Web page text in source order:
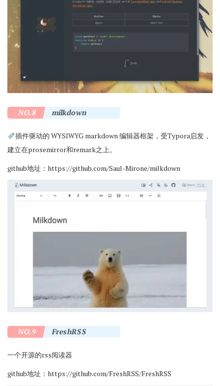
NO.8 milkdown
插件驱动的 WYSIWYG markdown 编辑器框架，受Typora启发，
建立在prosemirror和remark之上。
github地址： https://github.com/Saul-Mirone/milkdown
NO.9 FreshRSS
一个开源的rss阅读器
github地址： https://github.com/FreshRSS/FreshRSS